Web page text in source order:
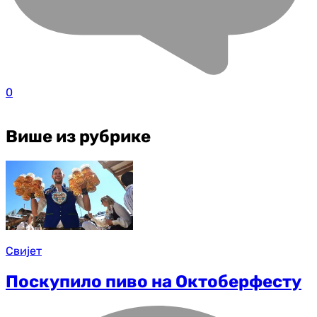
0
Више из рубрике
Свијет
Поскупило пиво на Октоберфесту